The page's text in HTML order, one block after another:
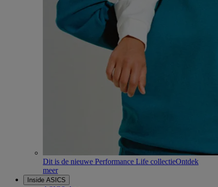
Dit is de nieuwe Performance Life collectieOntdek
meer
Inside ASICS